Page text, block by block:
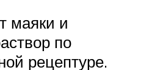
маяки и
по
рецептуре.